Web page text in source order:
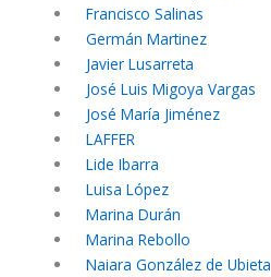
Francisco Salinas
Germán Martinez
Javier Lusarreta
José Luis Migoya Vargas
José María Jiménez
LAFFER
Lide Ibarra
Luisa López
Marina Durán
Marina Rebollo
Naiara González de Ubieta